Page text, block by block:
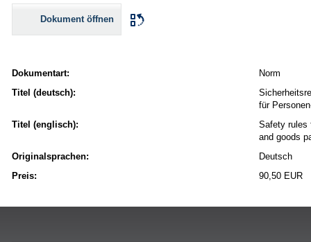
Dokument öffnen
Dokumentart:
Norm
Titel (deutsch):
für
Titel (englisch):
Safety rules
and goods
Originalsprachen:
Deutsch
Preis:
90,50 EUR